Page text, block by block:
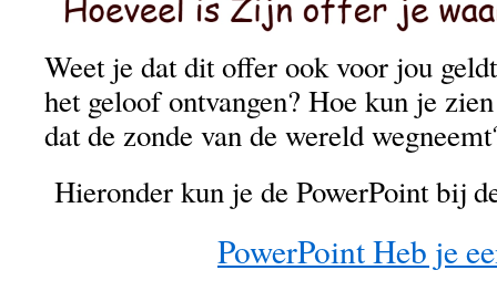
Weet je dat dit offer ook voor jou
het geloof ontvangen? Hoe kun je
dat de zonde van de wereld
Hieronder kun je de PowerPoint bij
PowerPoint Heb je